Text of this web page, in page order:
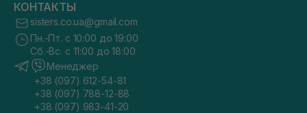
КОНТАКТЫ
sisters.co.ua@gmail.com
Пн.-Пт. с 10:00 до 19:00
Сб.-Вс. с 11:00 до 18:00
Менеджер
+38 (097) 612-54-81
+38 (097) 788-12-88
+38 (097) 983-41-20